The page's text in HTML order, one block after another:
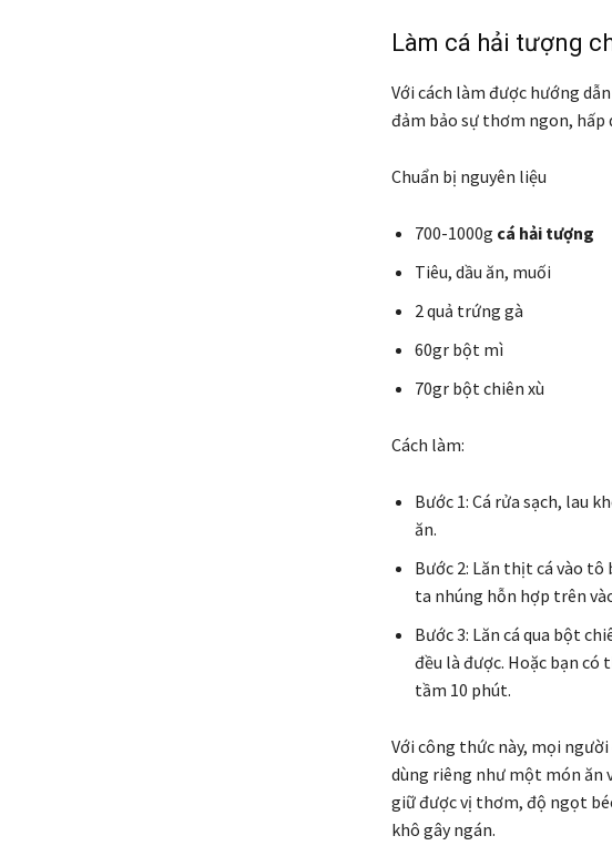
Làm cá hải tượng
Với cách làm được hướng
đảm bảo sự thơm ngon, hấp
Chuẩn bị nguyên liệu
700-1000g cá hải tượng
Tiêu, dầu ăn, muối
2 quả trứng gà
60gr bột mì
70gr bột chiên xù
Cách làm:
Bước 1: Cá rửa sạch, lau
ăn.
Bước 2: Lăn thịt cá vào
ta nhúng hỗn hợp trên
Bước 3: Lăn cá qua bột
đều là được. Hoặc bạn
tầm 10 phút.
Với công thức này, mọi
dùng riêng như một món ăn
giữ được vị thơm, độ ngọt
khô gây ngán.